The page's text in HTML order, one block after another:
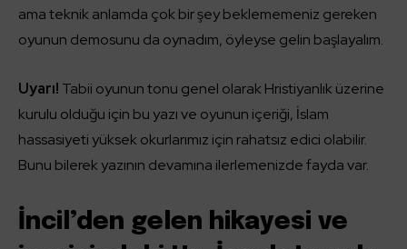
ama teknik anlamda çok bir şey beklememeniz gereken
oyunun demosunu da oynadım, öyleyse gelin başlayalım.
Uyarı! Tabii oyunun tonu genel olarak Hristiyanlık üzerine
kurulu olduğu için bu yazı ve oyunun içeriği, İslam
hassasiyeti yüksek okurlarımız için rahatsız edici olabilir.
Bunu bilerek yazının devamına ilerlemenizde fayda var.
İncil’den gelen hikayesi ve